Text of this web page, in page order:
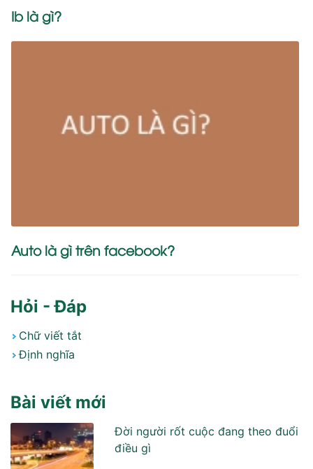
Ib là gì?
Auto là gì trên facebook?
Hỏi - Đáp
Chữ viết tắt
Định nghĩa
Bài viết mới
Đời người rốt cuộc đang theo đuổi
điều gì